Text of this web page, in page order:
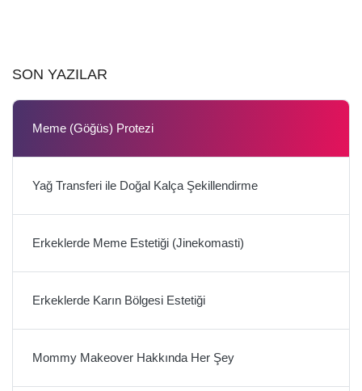
SON YAZILAR
Meme (Göğüs) Protezi
Yağ Transferi ile Doğal Kalça Şekillendirme
Erkeklerde Meme Estetiği (Jinekomasti)
Erkeklerde Karın Bölgesi Estetiği
Mommy Makeover Hakkında Her Şey